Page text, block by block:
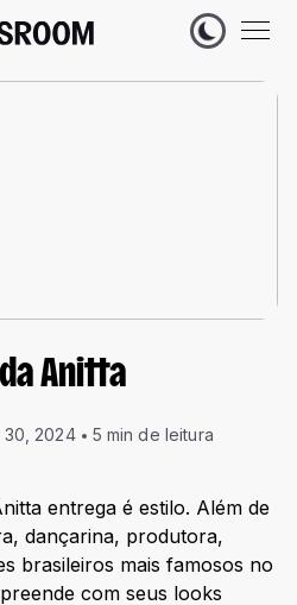
Anitta
30, 2024 5 min de leitura
entrega é estilo. Além de
dançarina, produtora,
brasileiros mais famosos no
com seus looks